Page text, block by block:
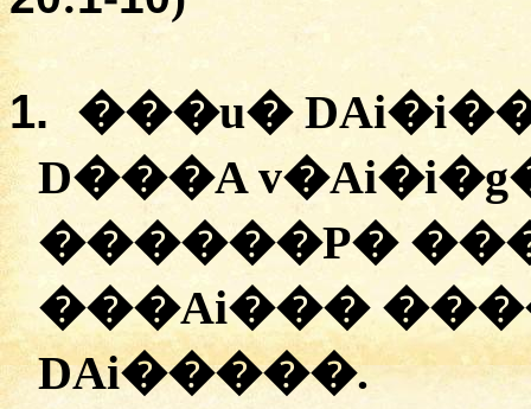
1. ���u�
D���A
������P�
���Ai��� �
DAi�����.